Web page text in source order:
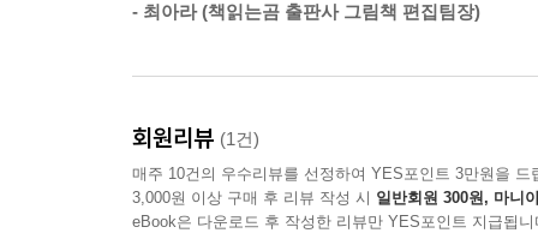
- 최아라 (책읽는곰 출판사 그림책 편집팀장)
회원리뷰 (1건)
매주 10건의 우수리뷰를 선정하여 YES포인트 3만원을 드
3,000원 이상 구매 후 리뷰 작성 시 일반회원 300원, 마니
eBook은 다운로드 후 작성한 리뷰만 YES포인트 지급됩니